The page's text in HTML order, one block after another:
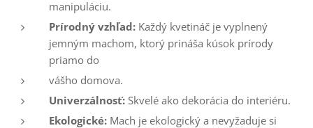
manipuláciu.
Prírodný vzhľad: Každý kvetináč je vyplnený
jemným machom, ktorý prináša kúsok prírody
priamo do
vášho domova.
Univerzálnosť: Skvelé ako dekorácia do interiéru.
Ekologické: Mach je ekologický a nevyžaduje si